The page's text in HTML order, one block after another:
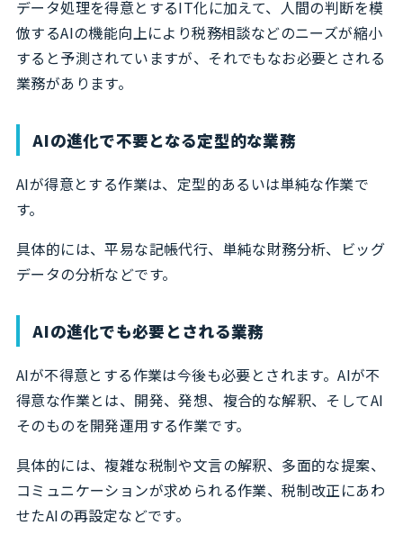
データ処理を得意とするIT化に加えて、人間の判断を模
倣するAIの機能向上により税務相談などのニーズが縮小
すると予測されていますが、それでもなお必要とされる
業務があります。
AIの進化で不要となる定型的な業務
AIが得意とする作業は、定型的あるいは単純な作業で
す。
具体的には、平易な記帳代行、単純な財務分析、ビッグ
データの分析などです。
AIの進化でも必要とされる業務
AIが不得意とする作業は今後も必要とされます。AIが不
得意な作業とは、開発、発想、複合的な解釈、そしてAI
そのものを開発運用する作業です。
具体的には、複雑な税制や文言の解釈、多面的な提案、
コミュニケーションが求められる作業、税制改正にあわ
せたAIの再設定などです。